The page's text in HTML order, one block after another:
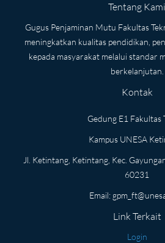
Tentang Kami
Gugus Penjaminan Mutu Fakultas
meningkatkan kualitas pendidikan,
kepada masyarakat melalui standar
berkelanjutan.
Kontak
Gedung E1 Fakultas
Kampus UNESA
Jl. Ketintang, Ketintang, Kec.
60231
Email:
Link Terkait
Login